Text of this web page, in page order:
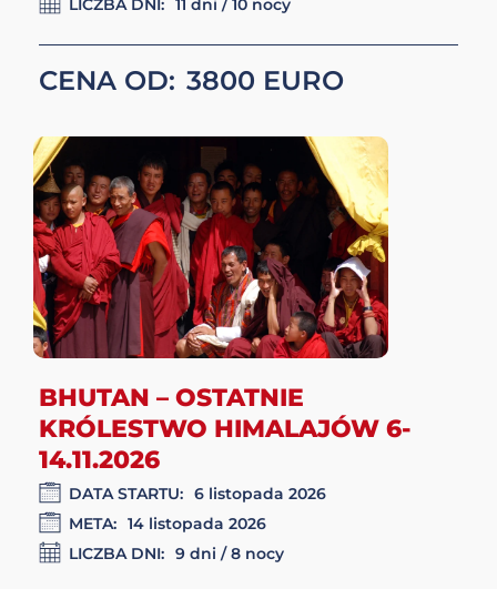
NEPAL I GÓRNY MUSTANG
DATA STARTU:
22 października 2026
META: 1 listopada 2026
LICZBA DNI:
CENA OD: 3800